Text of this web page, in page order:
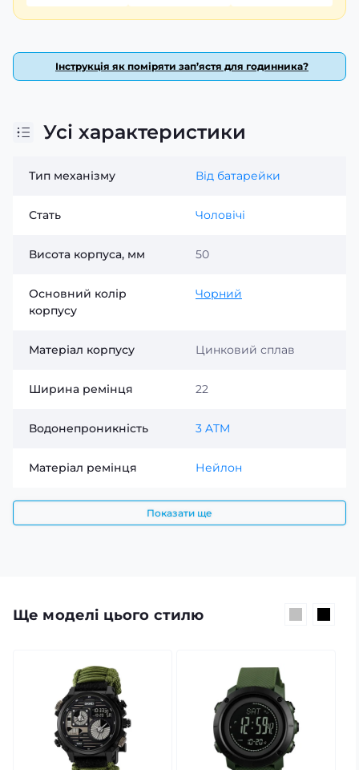
Інструкція як поміряти зап’ястя для годинника?
Усі характеристики
Тип механізму Від батарейки
Стать Чоловічі
Висота корпуса, мм 50
Основний колір
корпусу
Чорний
Матеріал корпусу Цинковий сплав
Ширина ремінця 22
Водонепроникність 3 ATM
Матеріал ремінця Нейлон
Показати ще
Ще моделі цього стилю